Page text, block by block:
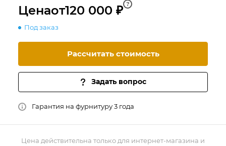
Цена действительна только для интернет-магазина и
Ценаот120 000 ₽ ?
Под заказ
Рассчитать стоимость
Задать вопрос
Гарантия на фурнитуру 3 года